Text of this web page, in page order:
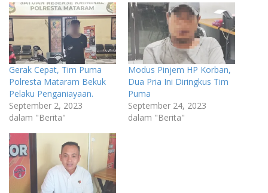
Gerak Cepat, Tim Puma
Polresta Mataram Bekuk
Pelaku Penganiayaan.
September 2, 2023
dalam "Berita"
Modus Pinjem HP Korban,
Dua Pria Ini Diringkus Tim
Puma
September 24, 2023
dalam "Berita"